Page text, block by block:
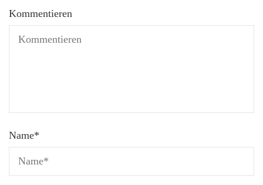
Kommentieren
Name*